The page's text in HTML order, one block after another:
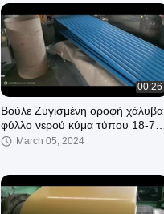
00:26
Βούλε Ζυγισμένη οροφή χάλυβα
φύλλο νερού κύμα τύπου 18-76-
800mm
March 05, 2024